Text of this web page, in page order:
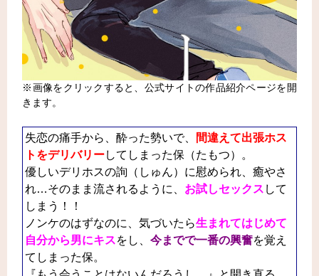
※画像をクリックすると、公式サイトの作品紹介ページを開
きます。
失恋の痛手から、酔った勢いで、 間違えて出張ホス
トをデリバリーしてしまった保（たもつ）。
優しいデリホスの詢（しゅん）に慰められ、癒やさ
れ…そのまま流されるように、 お試しセックス して
しまう！！
ノンケのはずなのに、気づいたら生まれてはじめて
自分から男にキスをし、今までで一番の興奮を覚え
てしまった保。